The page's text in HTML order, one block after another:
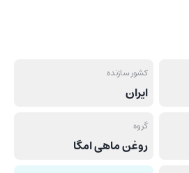
کشور سازنده
ایران
گروه
روغن ماهی امگا